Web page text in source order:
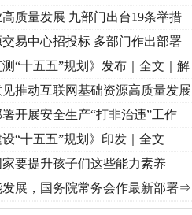
奋进复兴征程丨“转折之城”激荡.. ·[视频]
质量发展 九部门出台19条举措
易中心招投标 多部门作出部署
测“十五五”规划》发布｜全文｜解
见推动互联网基础资源高质量发展
开展安全生产“打非治违”工作
设“十五五”规划》印发｜全文
要提升孩子们这些能力素养
展，国务院常务会作最新部署⇒